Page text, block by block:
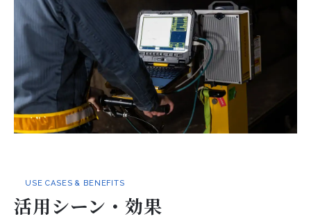
USE CASES & BENEFITS
活用シーン・効果